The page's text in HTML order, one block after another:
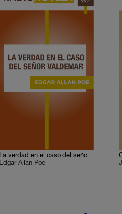
La verdad en el caso del señor Valdemar
Edgar Allan Poe